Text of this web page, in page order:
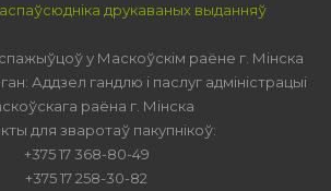
друкаваных выданняў
у Маскоўскім раёне г. Мінска
Аддзел гандлю і паслуг адміністрацыі
раёна г. Мінска
для зваротаў пакупнікоў:
+375 17 368-80-49
+375 17 258-30-82